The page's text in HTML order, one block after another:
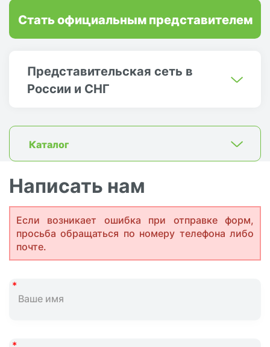
Представительская сеть в
России и СНГ
Стать официальным представителем
Каталог
Написать нам
Если возникает ошибка при отправке форм,
просьба обращаться по номеру телефона либо
почте.